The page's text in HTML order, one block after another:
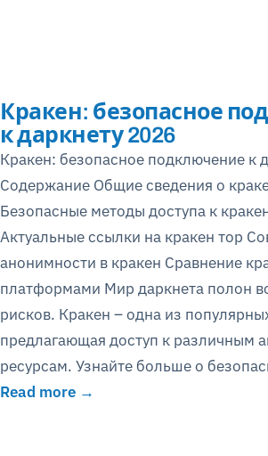
Кракен: безопасное
к даркнету 2026
Кракен: безопасное подключение к
Содержание Общие сведения о
Безопасные методы доступа к
Актуальные ссылки на кракен тор
анонимности в кракен Сравнение
платформами Мир даркнета полон
рисков. Кракен – одна из
предлагающая доступ к различным
ресурсам. Узнайте больше о
Read more →